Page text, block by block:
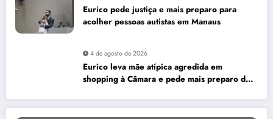
Eurico pede justiça e mais preparo para
acolher pessoas autistas em Manaus
4 de agosto de 2026
Eurico leva mãe atípica agredida em
shopping à Câmara e pede mais preparo dos